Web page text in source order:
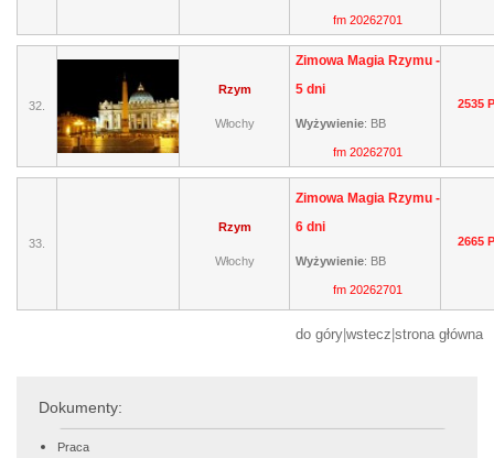
fm 20262701
32.
Rzym
Włochy
Zimowa Magia Rzymu -
5 dni
Wyżywienie: BB
fm 20262701
2535
33.
Rzym
Włochy
Zimowa Magia Rzymu -
6 dni
Wyżywienie: BB
fm 20262701
2665
do góry wstecz strona główna
Dokumenty:
Praca